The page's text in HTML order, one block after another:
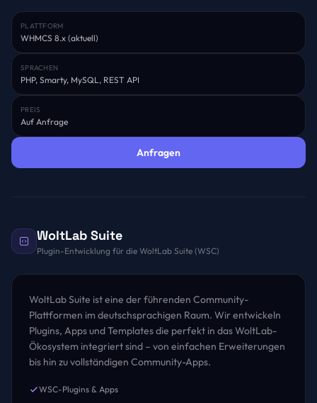
PLATTFORM
WHMCS 8.x (aktuell)
SPRACHEN
PHP, Smarty, MySQL, REST API
PREIS
Auf Anfrage
Anfragen
WoltLab Suite
Plugin-Entwicklung für die WoltLab Suite (WSC)
WoltLab Suite ist eine der führenden Community-
Plattformen im deutschsprachigen Raum. Wir entwickeln
Plugins, Apps und Templates die perfekt in das WoltLab-
Ökosystem integriert sind – von einfachen Erweiterungen
bis hin zu vollständigen Community-Apps.
WSC-Plugins & Apps